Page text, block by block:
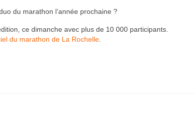
du marathon l’année prochaine ?
ce dimanche avec plus de 10 000 participants.
du marathon de La Rochelle.